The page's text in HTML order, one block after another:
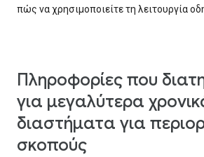
πώς να χρησιμοποιείτε τη λειτουργία
Πληροφορίες που
για μεγαλύτερα
διαστήματα για
σκοπούς